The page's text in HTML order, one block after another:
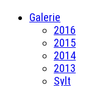
Galerie
2016
2015
2014
2013
Sylt